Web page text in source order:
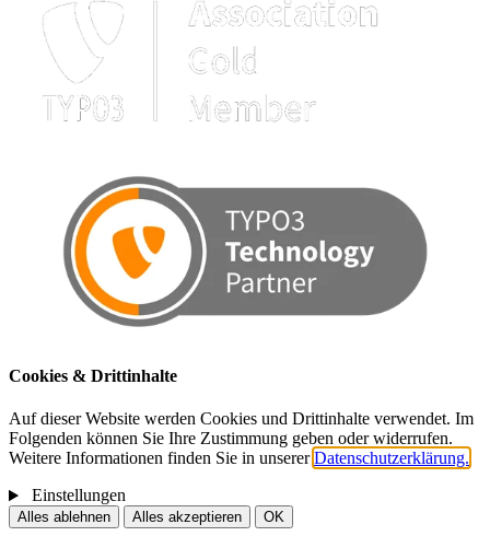
Cookies & Drittinhalte
Auf dieser Website werden Cookies und Drittinhalte verwendet. Im
Folgenden können Sie Ihre Zustimmung geben oder widerrufen.
Weitere Informationen finden Sie in unsererDatenschutzerklärung.
Einstellungen
Alles ablehnen Alles akzeptieren OK